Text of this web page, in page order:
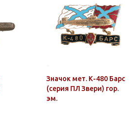
Значок мет. К-480 Барс
(серия ПЛ Звери) гор.
эм.